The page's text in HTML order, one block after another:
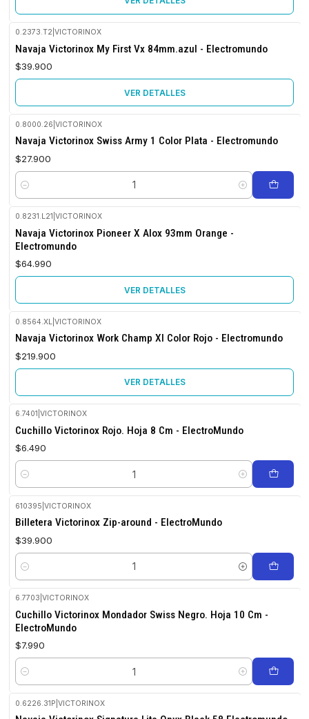
No disponible
0.2373.T2 VICTORINOX
Navaja Victorinox My First Vx 84mm.azul - Electromundo
$39.900
VER DETALLES
0.8000.26 VICTORINOX
Navaja Victorinox Swiss Army 1 Color Plata - Electromundo
$27.900
Cantidad
No disponible
0.8231.L21 VICTORINOX
Navaja Victorinox Pioneer X Alox 93mm Orange -
Electromundo
$64.990
VER DETALLES
No disponible
0.8564.XL| VICTORINOX
Navaja Victorinox Work Champ Xl Color Rojo - Electromundo
$219.900
VER DETALLES
6.7401 VICTORINOX
Cuchillo Victorinox Rojo. Hoja 8 Cm - ElectroMundo
$6.490
Cantidad
610395 VICTORINOX
Billetera Victorinox Zip-around - ElectroMundo
$39.900
Cantidad
6.7703 VICTORINOX
Cuchillo Victorinox Mondador Swiss Negro. Hoja 10 Cm -
ElectroMundo
$7.990
Cantidad
0.6226.31P VICTORINOX